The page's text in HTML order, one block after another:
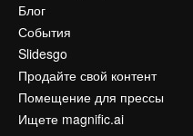
Блог
События
Slidesgo
Продайте свой контент
Помещение для прессы
Ищете magnific.ai